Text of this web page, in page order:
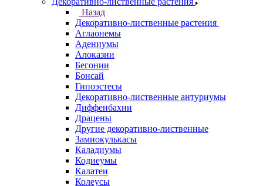
Назад
Декоративно-лиственные растения
Аглаонемы
Адениумы
Алоказии
Бегонии
Бонсай
Гипоэстесы
Декоративно-лиственные антуриумы
Диффенбахии
Драцены
Другие декоративно-лиственные
Замиокулькасы
Каладиумы
Кодиеумы
Калатеи
Колеусы